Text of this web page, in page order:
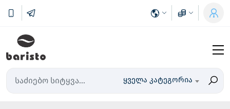
ყველა კატეგორია